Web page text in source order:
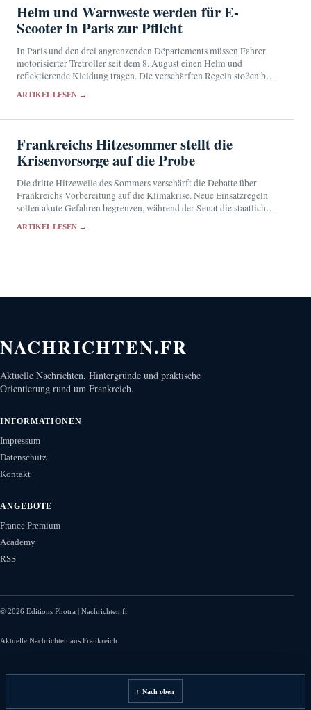
Helm und Warnweste werden für E-
Scooter in Paris zur Pflicht
In Paris und den drei angrenzenden Départements müssen Fahrer
motorisierter Tretroller seit dem 8. August einen Helm und
reflektierende Kleidung tragen. Die verschärften Regeln stoßen bei
ARTIKEL LESEN →
Frankreichs Hitzesommer stellt die
Krisenvorsorge auf die Probe
Die dritte Hitzewelle des Sommers verschärft die Debatte über
Frankreichs Vorbereitung auf die Klimakrise. Neue Einsatzregeln
sollen akute Gefahren begrenzen, während der Senat die staatliche
ARTIKEL LESEN →
NACHRICHTEN.FR
Aktuelle Nachrichten, Hintergründe und praktische
Orientierung rund um Frankreich.
INFORMATIONEN
Impressum
Datenschutz
Kontakt
ANGEBOTE
France Premium
Academy
RSS
© 2026 Editions Photra | Nachrichten.fr
Aktuelle Nachrichten aus Frankreich
↑ Nach oben